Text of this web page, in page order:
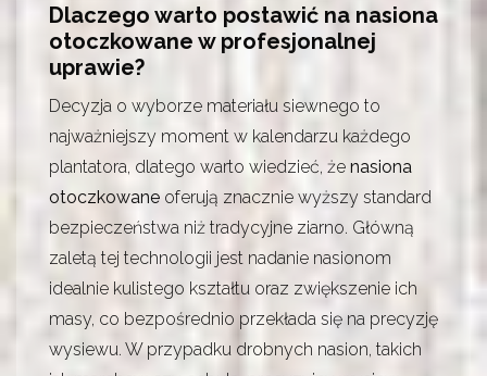
Dlaczego warto postawić na nasiona
otoczkowane w profesjonalnej
uprawie?
Decyzja o wyborze materiału siewnego to
najważniejszy moment w kalendarzu każdego
plantatora, dlatego warto wiedzieć, że nasiona
otoczkowane oferują znacznie wyższy standard
bezpieczeństwa niż tradycyjne ziarno. Główną
zaletą tej technologii jest nadanie nasionom
idealnie kulistego kształtu oraz zwiększenie ich
masy, co bezpośrednio przekłada się na precyzję
wysiewu. W przypadku drobnych nasion, takich